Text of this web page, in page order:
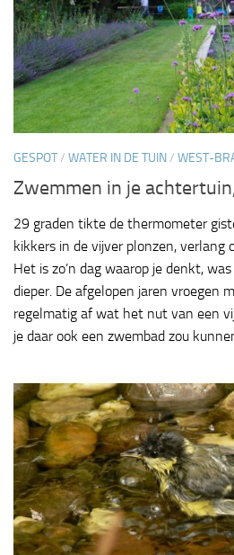
GESPOT/ WATER IN DE TUIN/ WEST-
Zwemmen in je
29 graden tikte de thermometer
kikkers in de vijver plonzen, verlang
Het is zo’n dag waarop je denkt,
dieper. De afgelopen jaren vroegen
regelmatig af wat het nut van een
je daar ook een zwembad zou